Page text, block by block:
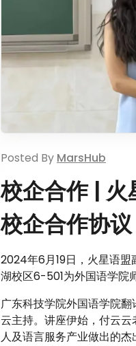
Posted By MarsHub
校企合作 |
校企合作协议
2024年6月19日，火星语
湖校区6-501为外国语学院
广东科技学院外国语学院
云主持。讲座伊始，付云
人及语言服务产业做出的杰